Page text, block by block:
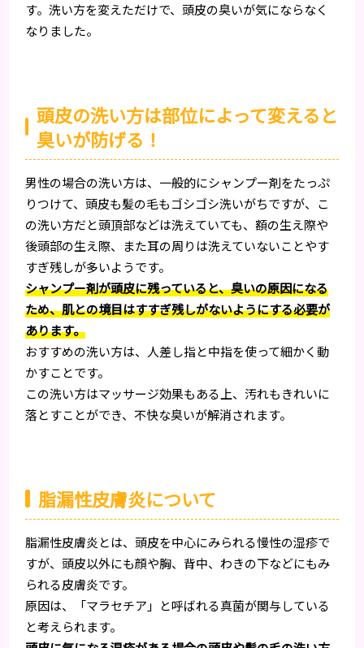
す。洗い方を変えただけで、頭皮の臭いが気にならなく
なりました。
頭皮の洗い方は部位によって変えると
臭いが防げる！
男性の場合の洗い方は、一般的にシャンプー剤をたっぷ
りつけて、頭皮も髪の毛もゴシゴシ洗いがちですが、こ
の洗い方だと頭頂部などは洗えていても、額の生え際や
後頭部の生え際、また耳の周りは洗えていないことやす
すぎ残しが多いようです。
シャンプー剤が頭皮に残っていると、臭いの原因になる
ため、肌との境目はすすぎ残しがないようにする必要が
あります。
おすすめの洗い方は、人差し指と中指を使って細かく動
かすことです。
この洗い方はマッサージ効果もある上、汚れもきれいに
落とすことができ、不快な臭いが解消されます。
脂漏性皮膚炎について
脂漏性皮膚炎とは、頭皮を中心にみられる慢性の湿疹で
すが、頭皮以外にも顔や胸、背中、わきの下などにもみ
られる皮膚炎です。
原因は、「マラセチア」と呼ばれる真菌が関与している
と考えられます。